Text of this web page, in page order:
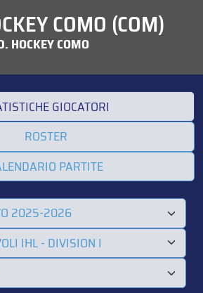
COMO (COM)
HOCKEY COMO
GIOCATORI
ROSTER
PARTITE